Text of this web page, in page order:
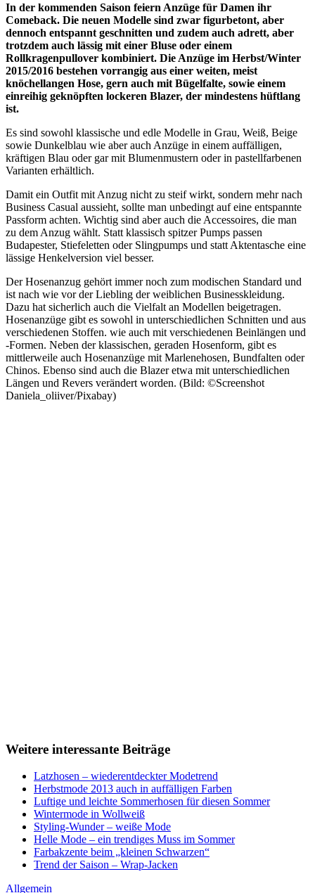
In der kommenden Saison feiern Anzüge für Damen ihr
Comeback. Die neuen Modelle sind zwar figurbetont, aber
dennoch entspannt geschnitten und zudem auch adrett, aber
trotzdem auch lässig mit einer Bluse oder einem
Rollkragenpullover kombiniert. Die Anzüge im Herbst/Winter
2015/2016 bestehen vorrangig aus einer weiten, meist
knöchellangen Hose, gern auch mit Bügelfalte, sowie einem
einreihig geknöpften lockeren Blazer, der mindestens hüftlang
ist.
Es sind sowohl klassische und edle Modelle in Grau, Weiß, Beige
sowie Dunkelblau wie aber auch Anzüge in einem auffälligen,
kräftigen Blau oder gar mit Blumenmustern oder in pastellfarbenen
Varianten erhältlich.
Damit ein Outfit mit Anzug nicht zu steif wirkt, sondern mehr nach
Business Casual aussieht, sollte man unbedingt auf eine entspannte
Passform achten. Wichtig sind aber auch die Accessoires, die man
zu dem Anzug wählt. Statt klassisch spitzer Pumps passen
Budapester, Stiefeletten oder Slingpumps und statt Aktentasche eine
lässige Henkelversion viel besser.
Der Hosenanzug gehört immer noch zum modischen Standard und
ist nach wie vor der Liebling der weiblichen Businesskleidung.
Dazu hat sicherlich auch die Vielfalt an Modellen beigetragen.
Hosenanzüge gibt es sowohl in unterschiedlichen Schnitten und aus
verschiedenen Stoffen. wie auch mit verschiedenen Beinlängen und
-Formen. Neben der klassischen, geraden Hosenform, gibt es
mittlerweile auch Hosenanzüge mit Marlenehosen, Bundfalten oder
Chinos. Ebenso sind auch die Blazer etwa mit unterschiedlichen
Längen und Revers verändert worden. (Bild: ©Screenshot
Daniela_oliiver/Pixabay)
Weitere interessante Beiträge
Latzhosen – wiederentdeckter Modetrend
Herbstmode 2013 auch in auffälligen Farben
Luftige und leichte Sommerhosen für diesen Sommer
Wintermode in Wollweiß
Styling-Wunder – weiße Mode
Helle Mode – ein trendiges Muss im Sommer
Farbakzente beim „kleinen Schwarzen“
Trend der Saison – Wrap-Jacken
Allgemein